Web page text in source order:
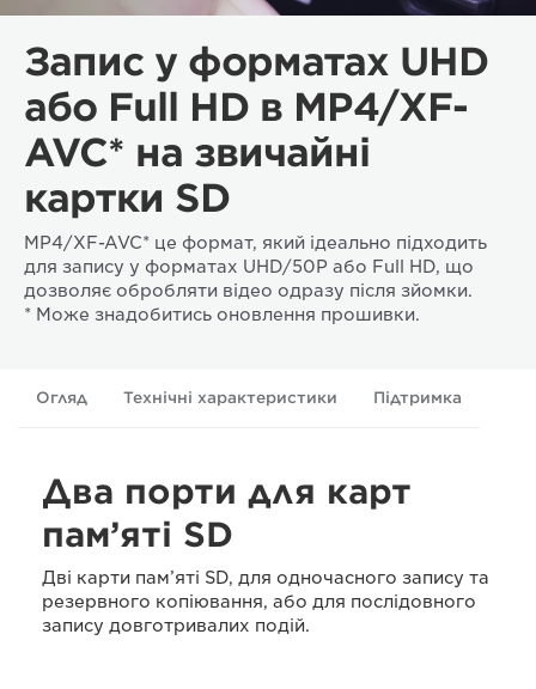
Запис у форматах UHD
або Full HD в MP4/XF-
AVC* на звичайні
картки SD
MP4/XF-AVC* це формат, який ідеально підходить
для запису у форматах UHD/50P або Full HD, що
дозволяє обробляти відео одразу після зйомки.
* Може знадобитись оновлення прошивки.
Огляд Технічні характеристики Підтримка
Два порти для карт
пам’яті SD
Дві карти пам’яті SD, для одночасного запису та
резервного копіювання, або для послідовного
запису довготривалих подій.